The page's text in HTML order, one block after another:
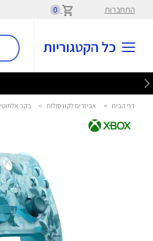
התחברות 0
כל הקטגוריות
דף הבית > אביזרים לקונסולות > בקר אלחוטי Ice Breaker Limited edition אקסבוקס סיריז - XBOX SERIES